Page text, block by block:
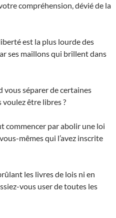
compréhension, dévié de la
est la plus lourde des
ses maillons qui brillent dans
vous séparer de certaines
voulez être libres ?
commencer par abolir une loi
mêmes qui l’avez inscrite
les livres de lois ni en
vous user de toutes les